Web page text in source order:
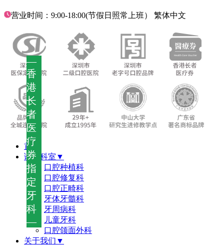
—
香
港
长
者
医
疗
券
指
定
牙
科
—
营业时间：9:00-18:00(节假日照常上班） 繁体中文
首页
诊疗科室▼
口腔种植科
口腔修复科
口腔正畸科
牙体牙髓科
牙周病科
儿童牙科
口腔颌面外科
关于我们▼